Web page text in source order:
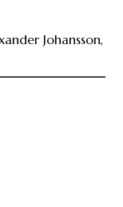
Johansson,